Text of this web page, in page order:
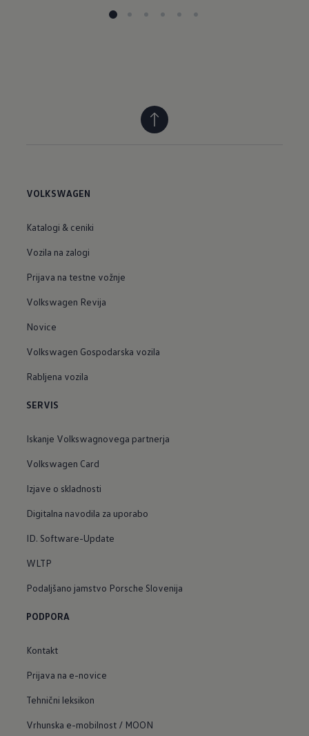
VOLKSWAGEN
Katalogi & ceniki
Vozila na zalogi
Prijava na testne vožnje
Volkswagen Revija
Novice
Volkswagen Gospodarska vozila
Rabljena vozila
SERVIS
Iskanje Volkswagnovega partnerja
Volkswagen Card
Izjave o skladnosti
Digitalna navodila za uporabo
ID. Software-Update
WLTP
Podaljšano jamstvo Porsche Slovenija
PODPORA
Kontakt
Prijava na e-novice
Tehnični leksikon
Vrhunska e-mobilnost / MOON